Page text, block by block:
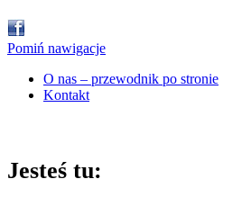
Pomiń nawigacje
O nas – przewodnik po stronie
Kontakt
Jesteś tu: